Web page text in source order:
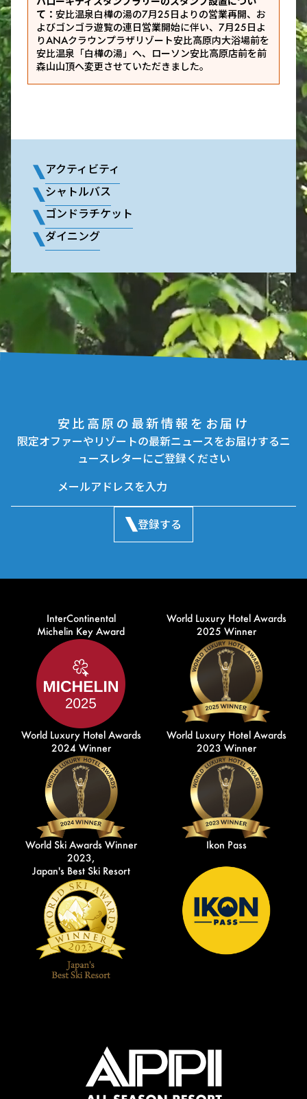
て： 安比温泉白樺の湯の7月25日よりの営業再開、お
よびゴンゴラ遊覧の連日営業開始に伴い、7月25日よ
りANAクラウンプラザリゾート安比高原内大浴場前を
安比温泉「白樺の湯」へ、ローソン安比高原店前を前
森山山頂へ変更させていただきました。
アクティビティ
シャトルバス
ゴンドラチケット
ダイニング
安比高原の最新情報をお届け
限定オファーやリゾートの最新ニュースをお届けするニ
ュースレターにご登録ください
登録する
InterContinental
Michelin Key Award
World Luxury Hotel Awards
2025 Winner
World Luxury Hotel Awards
2024 Winner
World Luxury Hotel Awards
2023 Winner
World Ski Awards Winner
2023,
Japan's Best Ski Resort
Ikon Pass